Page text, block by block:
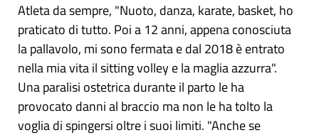
Atleta da sempre, "Nuoto, danza, karate, basket, ho
praticato di tutto. Poi a 12 anni, appena conosciuta
la pallavolo, mi sono fermata e dal 2018 è entrato
nella mia vita il sitting volley e la maglia azzurra".
Una paralisi ostetrica durante il parto le ha
provocato danni al braccio ma non le ha tolto la
voglia di spingersi oltre i suoi limiti. "Anche se